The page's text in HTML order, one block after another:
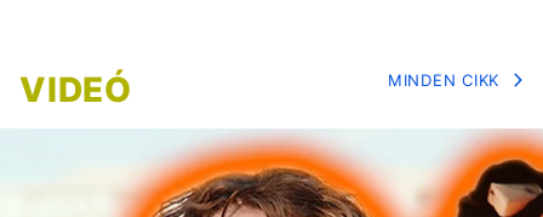
VIDEÓ MINDEN CIKK